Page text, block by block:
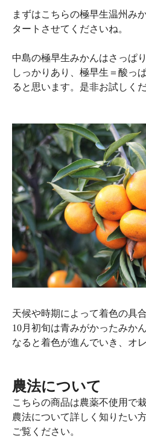
まずはこちらの極早生温州み
タートさせてくださいね。
中島の極早生みかんはさっぱ
しっかりあり、極早生＝酸っ
ると思います。是非お試しくだ
天候や時期によって着色の具
10月初旬は青みがかったみか
なると着色が進んでいき、オ
農法について
こちらの商品は農薬不使用で
農法について詳しく知りたい
ご覧ください。